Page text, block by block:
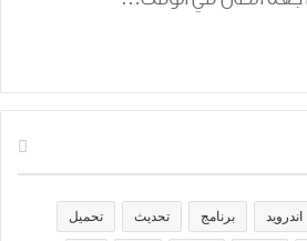
اندرويد برنامج تحديث تحميل